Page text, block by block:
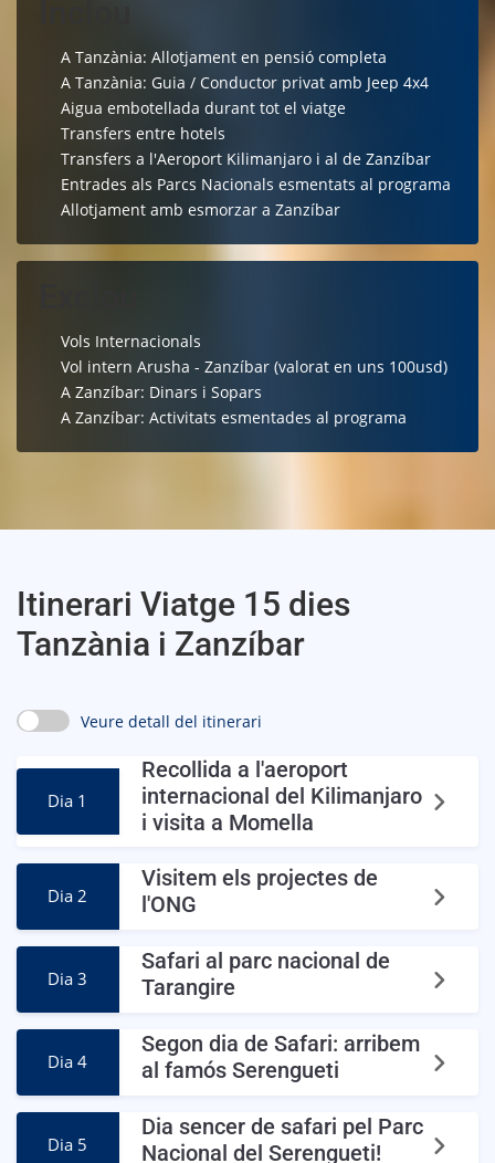
A Tanzània: Allotjament en pensió completa
A Tanzània: Guia / Conductor privat amb Jeep 4x4
Aigua embotellada durant tot el viatge
Transfers entre hotels
Transfers a l'Aeroport Kilimanjaro i al de Zanzíbar
Entrades als Parcs Nacionals esmentats al programa
Allotjament amb esmorzar a Zanzíbar
Vols Internacionals
Vol intern Arusha - Zanzíbar (valorat en uns 100usd)
A Zanzíbar: Dinars i Sopars
A Zanzíbar: Activitats esmentades al programa
Itinerari Viatge 15 dies
Tanzània i Zanzíbar
Veure detall del itinerari
Dia 1
Recollida a l'aeroport
internacional del Kilimanjaro
i visita a Momella
Dia 2
Visitem els projectes de
l'ONG
Dia 3
Safari al parc nacional de
Tarangire
Dia 4
Segon dia de Safari: arribem
al famós Serengueti
Dia 5
Dia sencer de safari pel Parc
Nacional del Serengueti!